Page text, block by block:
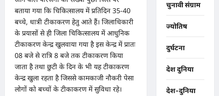
बताया गया कि चिकित्सालय में प्रतिदिन 35-40
बच्चे, धात्री टीकाकरण हेतु आते हैं। जिलाधिकारी
के प्रयासों से ही जिला चिकित्सालय में आधुनिक
टीकाकरण केन्द्र खुलवाया गया है इस केन्द्र में प्रातः
08 बजे से रात्रि 8 बजे तक टीकाकरण किया
जाता है तथा छुटी के दिन के भी यह टीकाकरण
केन्द्र खुला रहता है जिससे कामकाजी नौकरी पेसा
लोगों को बच्चों के टीकाकरण में सुविधा रहे।
चुनावी संग्राम
ज्योतिष
दुर्घटना
देश दुनिया
देश-दुनिया